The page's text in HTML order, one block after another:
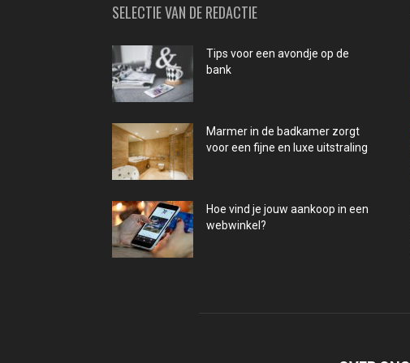
SELECTIE VAN DE REDACTIE
Tips voor een avondje op de
bank
Marmer in de badkamer zorgt
voor een fijne en luxe uitstraling
Hoe vind je jouw aankoop in een
webwinkel?